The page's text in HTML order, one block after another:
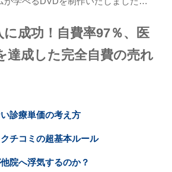
成功！自費率97％、医
達成した完全自費の売れ
診療単価の考え方
チコミの超基本ルール
院へ浮気するのか？